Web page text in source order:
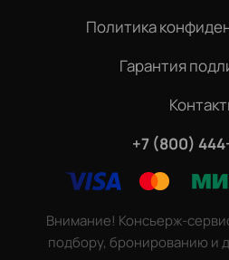
Политика
Гарантия
+7 (800)
Внимание! Консьерж-
подбору, бронированию и